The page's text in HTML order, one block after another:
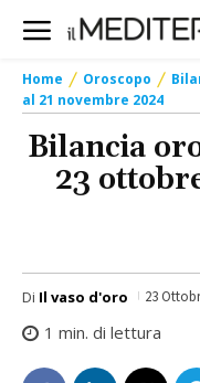
Home Oroscopo
al 21 novembre 2024
Bilancia
23
Di Il vaso d'oro 23
1 min. di lettura